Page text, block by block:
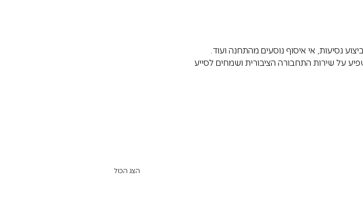
נסיעות, אי איסוף נוסעים מהתחנה ועוד.
על שירות התחבורה הציבורית ושמחים לסייע
הצג הכול